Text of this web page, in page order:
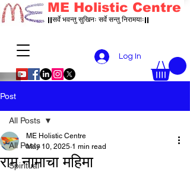
ME Holistic Centre
||सर्वे भवन्तु सुखिनः सर्वे सन्तु निरामयाः||
Log In
Post
All Posts
Spiritual
All Posts
राम नामाचा महिमा
ME Holistic Centre
May 10, 2025 1 min read